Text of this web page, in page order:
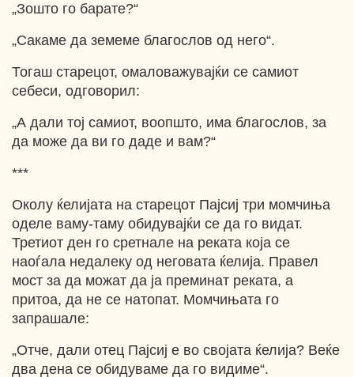
„Зошто го барате?“
„Сакаме да земеме благослов од него“.
Тогаш старецот, омаловажувајќи се самиот
себеси, одговорил:
„А дали тој самиот, воопшто, има благослов, за
да може да ви го даде и вам?“
***
Околу ќелијата на старецот Пајсиј три момчиња
оделе ваму-таму обидувајќи се да го видат.
Третиот ден го сретнале на реката која се
наоѓала недалеку од неговата ќелија. Правел
мост за да можат да ја преминат реката, а
притоа, да не се натопат. Момчињата го
запрашале:
„Отче, дали отец Пајсиј е во својата ќелија? Веќе
два дена се обидуваме да го видиме“.